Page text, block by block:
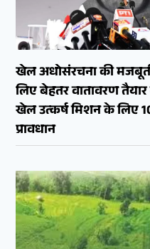
खेल अधोसंरचना की
लिए बेहतर वातावरण
खेल उत्कर्ष मिशन के लिए
प्रावधान